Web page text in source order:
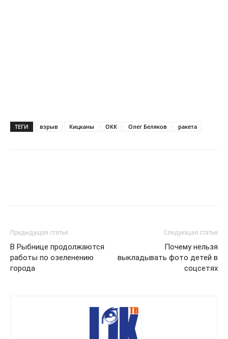
ТЕГИ взрыв Кицканы ОКК Олег Беляков ракета
Предыдущая статья
В Рыбнице продолжаются
работы по озеленению
города
Следующая статья
Почему нельзя
выкладывать фото детей в
соцсетях